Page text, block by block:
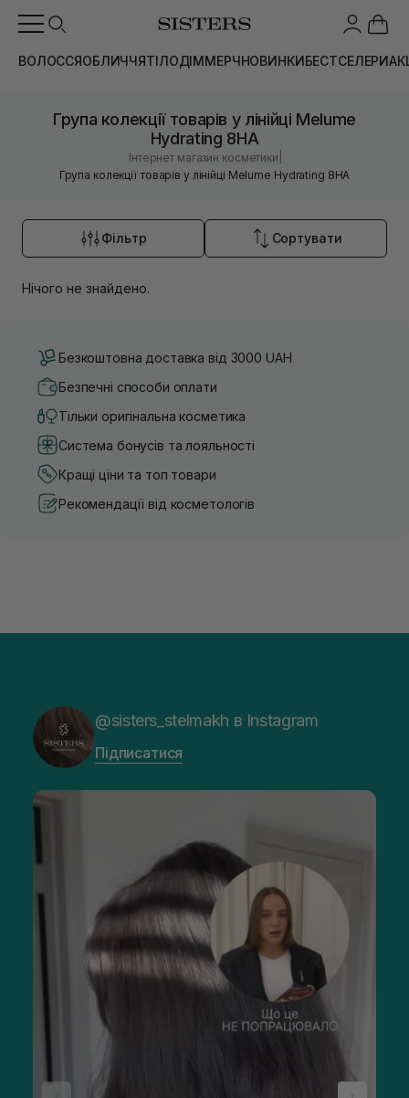
ВОЛОССЯОБЛИЧЧЯТІЛОДІММЕРЧНОВИНКИБЕСТСЕЛЕРИ
Група колекції товарів у лінійці Melume
Hydrating 8HA
Інтернет магазин косметики
Група колекції товарів у лінійці Melume Hydrating 8HA
Фільтр Сортувати
Нічого не знайдено.
Безкоштовна доставка від 3000 UAH
Безпечні способи оплати
Тільки оригінальна косметика
Система бонусів та лояльності
Кращі ціни та топ товари
Рекомендації від косметологів
@sisters_stelmakh в Instagram
Підписатися